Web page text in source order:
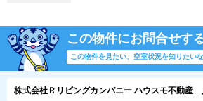
この物件にお問合せす
この物件を見たい、空室状況を知りたい
株式会社Ｒリビングカンパニー ハウスモ不動産